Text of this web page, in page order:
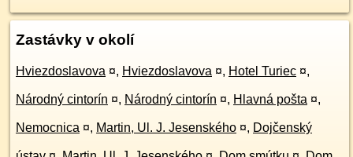
Zastávky v okolí
Hviezdoslavova ¤, Hviezdoslavova ¤, Hotel Turiec ¤,
Národný cintorín ¤, Národný cintorín ¤, Hlavná pošta ¤,
Nemocnica ¤, Martin, Ul. J. Jesenského ¤, Dojčenský